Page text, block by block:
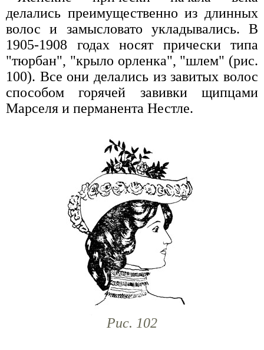
делались преимущественно из длинных
волос и замысловато укладывались. В
1905-1908 годах носят прически типа
"тюрбан", "крыло орленка", "шлем" (рис.
100). Все они делались из завитых волос
способом горячей завивки щипцами
Марселя и перманента Нестле.
Рис. 102